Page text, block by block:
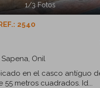
1/3 Fotos
2540
Onil
en el casco antíguo
55 metros cuadrados. Id...